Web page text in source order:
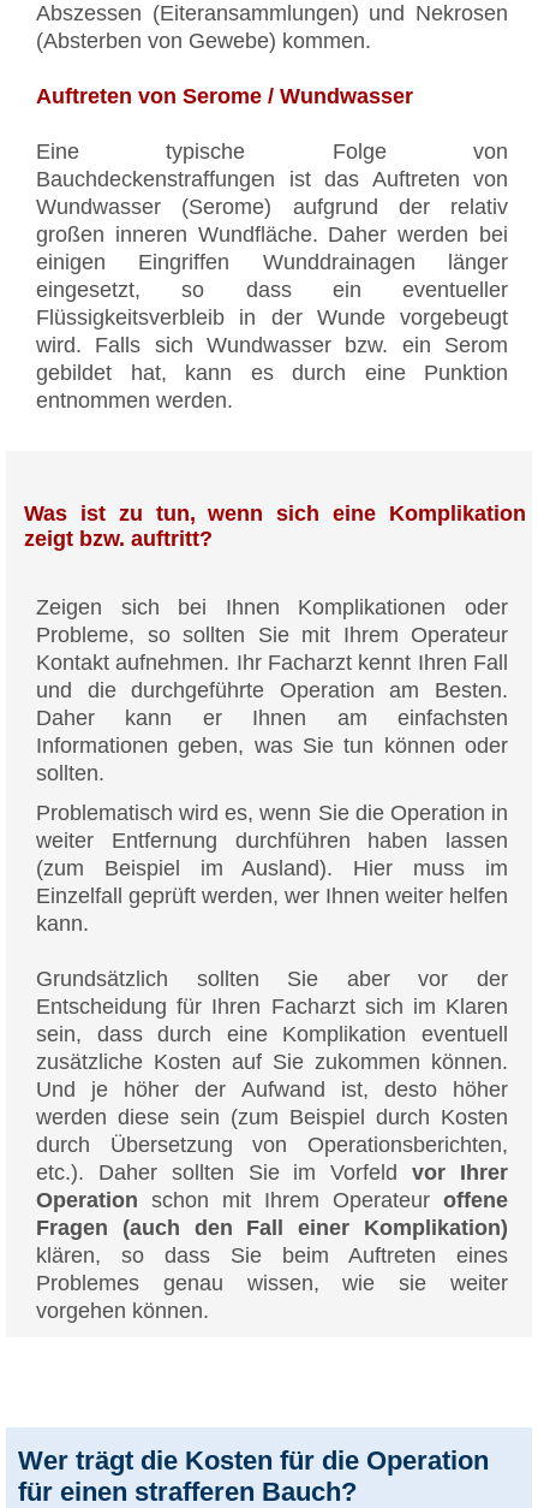
Abszessen (Eiteransammlungen) und Nekrosen
(Absterben von Gewebe) kommen.
Auftreten von Serome / Wundwasser
Eine typische Folge von
Bauchdeckenstraffungen ist das Auftreten von
Wundwasser (Serome) aufgrund der relativ
großen inneren Wundfläche. Daher werden bei
einigen Eingriffen Wunddrainagen länger
eingesetzt, so dass ein eventueller
Flüssigkeitsverbleib in der Wunde vorgebeugt
wird. Falls sich Wundwasser bzw. ein Serom
gebildet hat, kann es durch eine Punktion
entnommen werden.
Was ist zu tun, wenn sich eine Komplikation
zeigt bzw. auftritt?
Zeigen sich bei Ihnen Komplikationen oder
Probleme, so sollten Sie mit Ihrem Operateur
Kontakt aufnehmen. Ihr Facharzt kennt Ihren Fall
und die durchgeführte Operation am Besten.
Daher kann er Ihnen am einfachsten
Informationen geben, was Sie tun können oder
sollten.
Problematisch wird es, wenn Sie die Operation in
weiter Entfernung durchführen haben lassen
(zum Beispiel im Ausland). Hier muss im
Einzelfall geprüft werden, wer Ihnen weiter helfen
kann.
Grundsätzlich sollten Sie aber vor der
Entscheidung für Ihren Facharzt sich im Klaren
sein, dass durch eine Komplikation eventuell
zusätzliche Kosten auf Sie zukommen können.
Und je höher der Aufwand ist, desto höher
werden diese sein (zum Beispiel durch Kosten
durch Übersetzung von Operationsberichten,
etc.). Daher sollten Sie im Vorfeldvor Ihrer
Operation schon mit Ihrem Operateur offene
Fragen (auch den Fall einer Komplikation)
klären, so dass Sie beim Auftreten eines
Problemes genau wissen, wie sie weiter
vorgehen können.
Wer trägt die Kosten für die Operation
für einen strafferen Bauch?